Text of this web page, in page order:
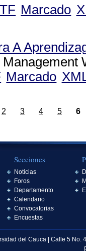
Marcado
A
Marcado
2 3 4 5 6
Secciones
Noticias
Foros
Departamento
Calendario
Convocatorias
Encuestas
del Cauca | Calle 5 No.